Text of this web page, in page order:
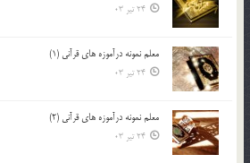
24 تیر 03
معلم نمونه درآموزه هاي قرآني (1)
24 تیر 03
معلم نمونه درآموزه هاي قرآني (2)
24 تیر 03